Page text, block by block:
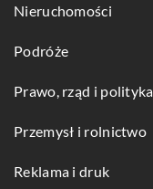
Nieruchomości
Podróże
Prawo, rząd i polityka
Przemysł i rolnictwo
Reklama i druk